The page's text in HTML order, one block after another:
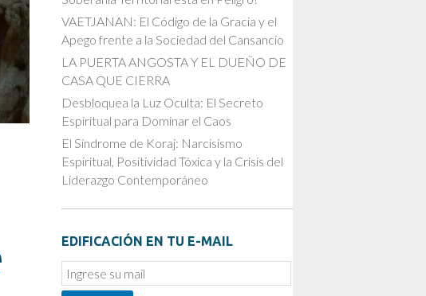
VAETJANAN: El Código de la Gracia y el
Apego frente a la Sociedad del Cansancio
LA PUERTA ANGOSTA Y EL DUEÑO DE
CASA QUE CIERRA
Desbloquea la Luz Oculta: El Secreto
Espiritual para Dominar el Caos
El Síndrome de Koraj: Narcisismo
Espiritual, Positividad Tóxica y la Crisis del
Liderazgo Contemporáneo
EDIFICACIÓN EN TU E-MAIL
Email
Subscription